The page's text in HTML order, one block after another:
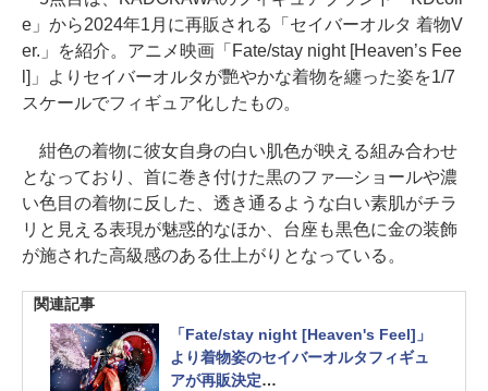
e」から2024年1月に再販される「セイバーオルタ 着物V
er.」を紹介。アニメ映画「Fate/stay night [Heaven’s Fee
l]」よりセイバーオルタが艷やかな着物を纏った姿を1/7
スケールでフィギュア化したもの。
紺色の着物に彼女自身の白い肌色が映える組み合わせ
となっており、首に巻き付けた黒のファ―ショールや濃
い色目の着物に反した、透き通るような白い素肌がチラ
リと見える表現が魅惑的なほか、台座も黒色に金の装飾
が施された高級感のある仕上がりとなっている。
関連記事
「Fate/stay night [Heaven's Feel]」
より着物姿のセイバーオルタフィギュ
アが再販決定